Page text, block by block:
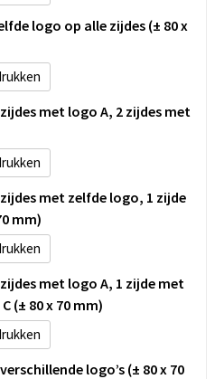
logo op alle zijdes (± 80 x
met logo A, 2 zijdes met
met zelfde logo, 1 zijde
mm)
met logo A, 1 zijde met
(± 80 x 70 mm)
logo’s (± 80 x 70